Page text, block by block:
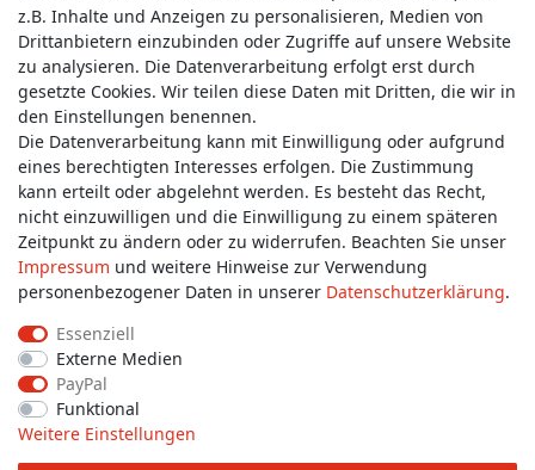
Service & Kontakt
Wünschen Sie einen Rückruf?
service@allmyclothes.de
Schreiben Sie uns:
service@allmyclothes.de
Impressum
Widerrufs­recht
z.B. Inhalte und Anzeigen zu personalisieren, Medien von
Drittanbietern einzubinden oder Zugriffe auf unsere Website
zu analysieren. Die Datenverarbeitung erfolgt erst durch
gesetzte Cookies. Wir teilen diese Daten mit Dritten, die wir in
den Einstellungen benennen.
Die Datenverarbeitung kann mit Einwilligung oder aufgrund
eines berechtigten Interesses erfolgen. Die Zustimmung
kann erteilt oder abgelehnt werden. Es besteht das Recht,
nicht einzuwilligen und die Einwilligung zu einem späteren
Zeitpunkt zu ändern oder zu widerrufen. Beachten Sie unser
Impressum und weitere Hinweise zur Verwendung
personenbezogener Daten in unserer Daten­schutz­erklärung.
Essenziell
Externe Medien
PayPal
Funktional
Weitere Einstellungen